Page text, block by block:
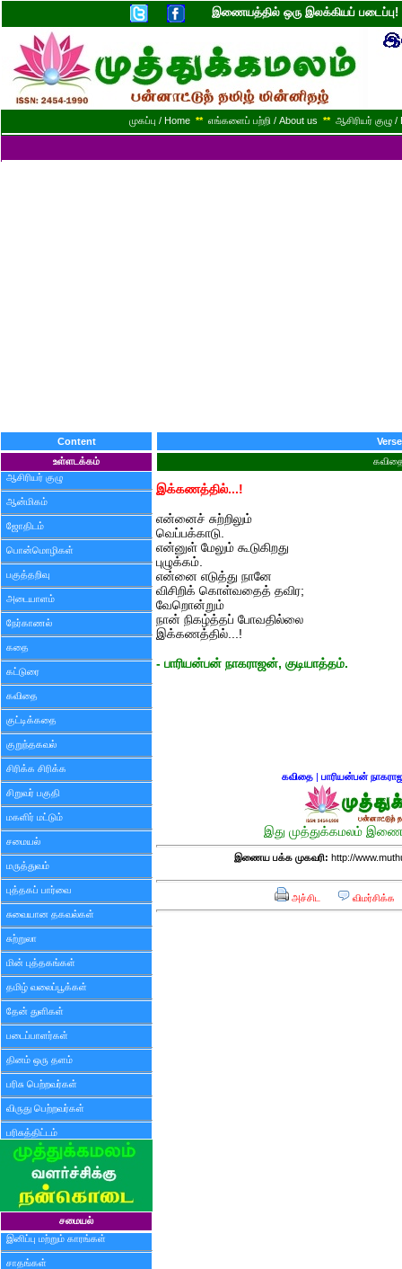
இணையத்தில் ஒரு இலக்கியப்
முகப்பு / Home ** எங்களைப் பற்றி / About us ** ஆசிரியர் குழு
Content
உள்ளடக்கம்
ஆசிரியர் குழு
ஆன்மிகம்
ஜோதிடம்
பொன்மொழிகள்
பகுத்தறிவு
அடையாளம்
நேர்காணல்
கதை
கட்டுரை
கவிதை
குட்டிக்கதை
குறுந்தகவல்
சிரிக்க சிரிக்க
சிறுவர் பகுதி
மகளிர் மட்டும்
சமையல்
மருத்துவம்
புத்தகப் பார்வை
சுவையான தகவல்கள்
சுற்றுலா
மின் புத்தகங்கள்
தமிழ் வலைப்பூக்கள்
தேன் துளிகள்
படைப்பாளர்கள்
தினம் ஒரு தளம்
பரிசு பெற்றவர்கள்
விருது பெற்றவர்கள்
பரிசுத்திட்டம்
சமையல்
இனிப்பு மற்றும் காரங்கள்
சாதங்கள்
Verse
இக்கணத்தில்...!
என்னைச் சுற்றிலும்
வெப்பக்காடு.
என்னுள் மேலும் கூடுகிறது
புழுக்கம்.
என்னை எடுத்து நானே
விசிறிக் கொள்வதைத் தவிர;
வேறொன்றும்
நான் நிகழ்த்தப் போவதில்லை
இக்கணத்தில்...!
- பாரியன்பன் நாகராஜன், குடியாத்தம்.
கவிதை| பாரியன்பன்
இது முத்துக்கமலம்
இணைய பக்க முகவரி: http://
அச்சிட விமர்சிக்க